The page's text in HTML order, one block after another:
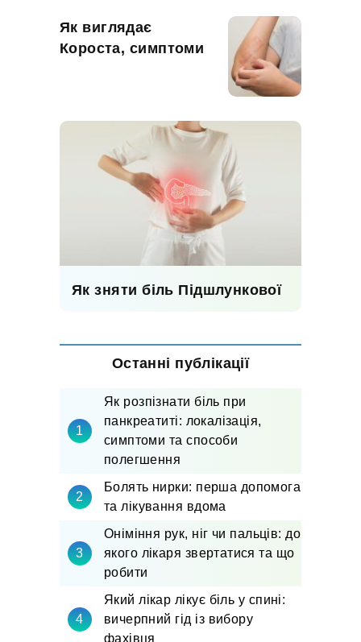
Як виглядає
Короста, симптоми
Як зняти біль Підшлункової
Останні публікації
Як розпізнати біль при
панкреатиті: локалізація,
симптоми та способи
полегшення
Болять нирки: перша допомога
та лікування вдома
Оніміння рук, ніг чи пальців: до
якого лікаря звертатися та що
робити
Який лікар лікує біль у спині:
вичерпний гід із вибору
фахівця